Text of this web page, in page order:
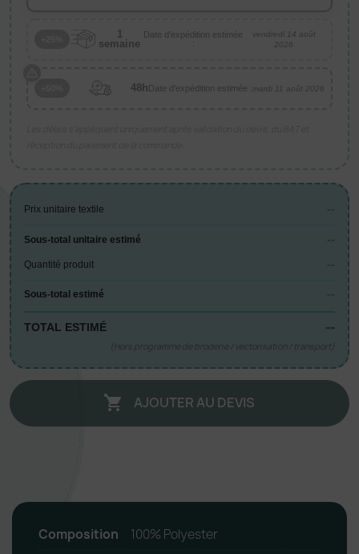
1
semaine
Date d'expédition estimée
:
vendredi 14 août
2026
48hDate d'expédition estimée :mardi 11 août 2026
Prix unitaire textile --
Sous-total unitaire estimé --
Quantité produit --
Sous-total estimé --
TOTAL ESTIMÉ --
(Hors programme de broderie / vectorisation / transport)
 AJOUTER AU DEVIS
Composition 100% Polyester